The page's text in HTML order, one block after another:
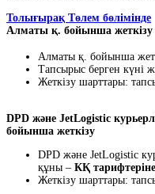
Толығырақ Төлем бөлімінде
Алматы қ. бойынша жеткізу
Алматы қ. бойынша
Тапсырыс берген күні
Жеткізу шарттары:
DPD және JetLogistic
бойынша жеткізу
DPD және JetLogistic
құны – КҚ
Жеткізу шарттары: